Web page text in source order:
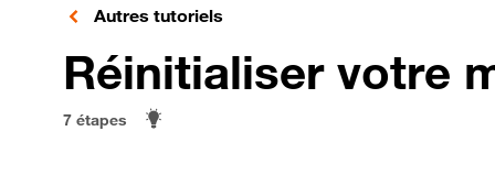
Autres tutoriels
Réinitialiser votre
7 étapes